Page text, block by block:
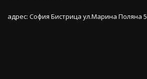
адрес: София Бистрица ул.Марина Поляна 5